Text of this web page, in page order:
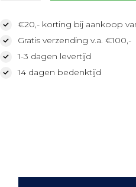
€20,- korting bij aankoop
Gratis verzending v.a. €100,-
1-3 dagen levertijd
14 dagen bedenktijd